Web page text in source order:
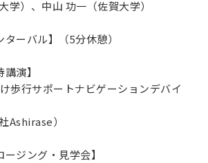
）、中山 功一（佐賀大学）
ーバル】（5分休憩）
演】
歩行サポートナビゲーションデバイ
Ashirase）
ジング・見学会】